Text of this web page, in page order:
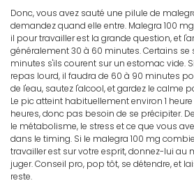
Donc, vous avez sauté une pilule de
demandez quand elle entre. Malegra 100
il pour travailler est la grande question, et
généralement 30 à 60 minutes. Certains
minutes s'ils courent sur un estomac vide.
repas lourd, il faudra de 60 à 90 minutes
de l'eau, sautez l'alcool, et gardez le calme
Le pic atteint habituellement environ 1
heures, donc pas besoin de se précipiter.
le métabolisme, le stress et ce que vous
dans le timing. Si le malegra 100 mg
travailler est sur votre esprit, donnez-lui au
juger. Conseil pro, pop tôt, se détendre, et
reste.